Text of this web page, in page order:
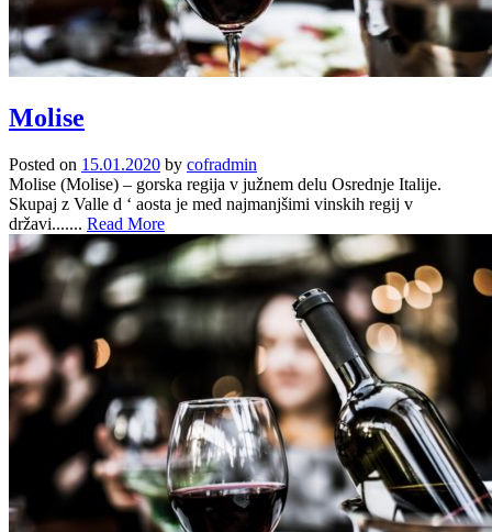
Molise
Posted on 15.01.2020 by cofradmin
Molise (Molise) – gorska regija v južnem delu Osrednje Italije.
Skupaj z Valle d ‘ aosta je med najmanjšimi vinskih regij v
državi....... Read More